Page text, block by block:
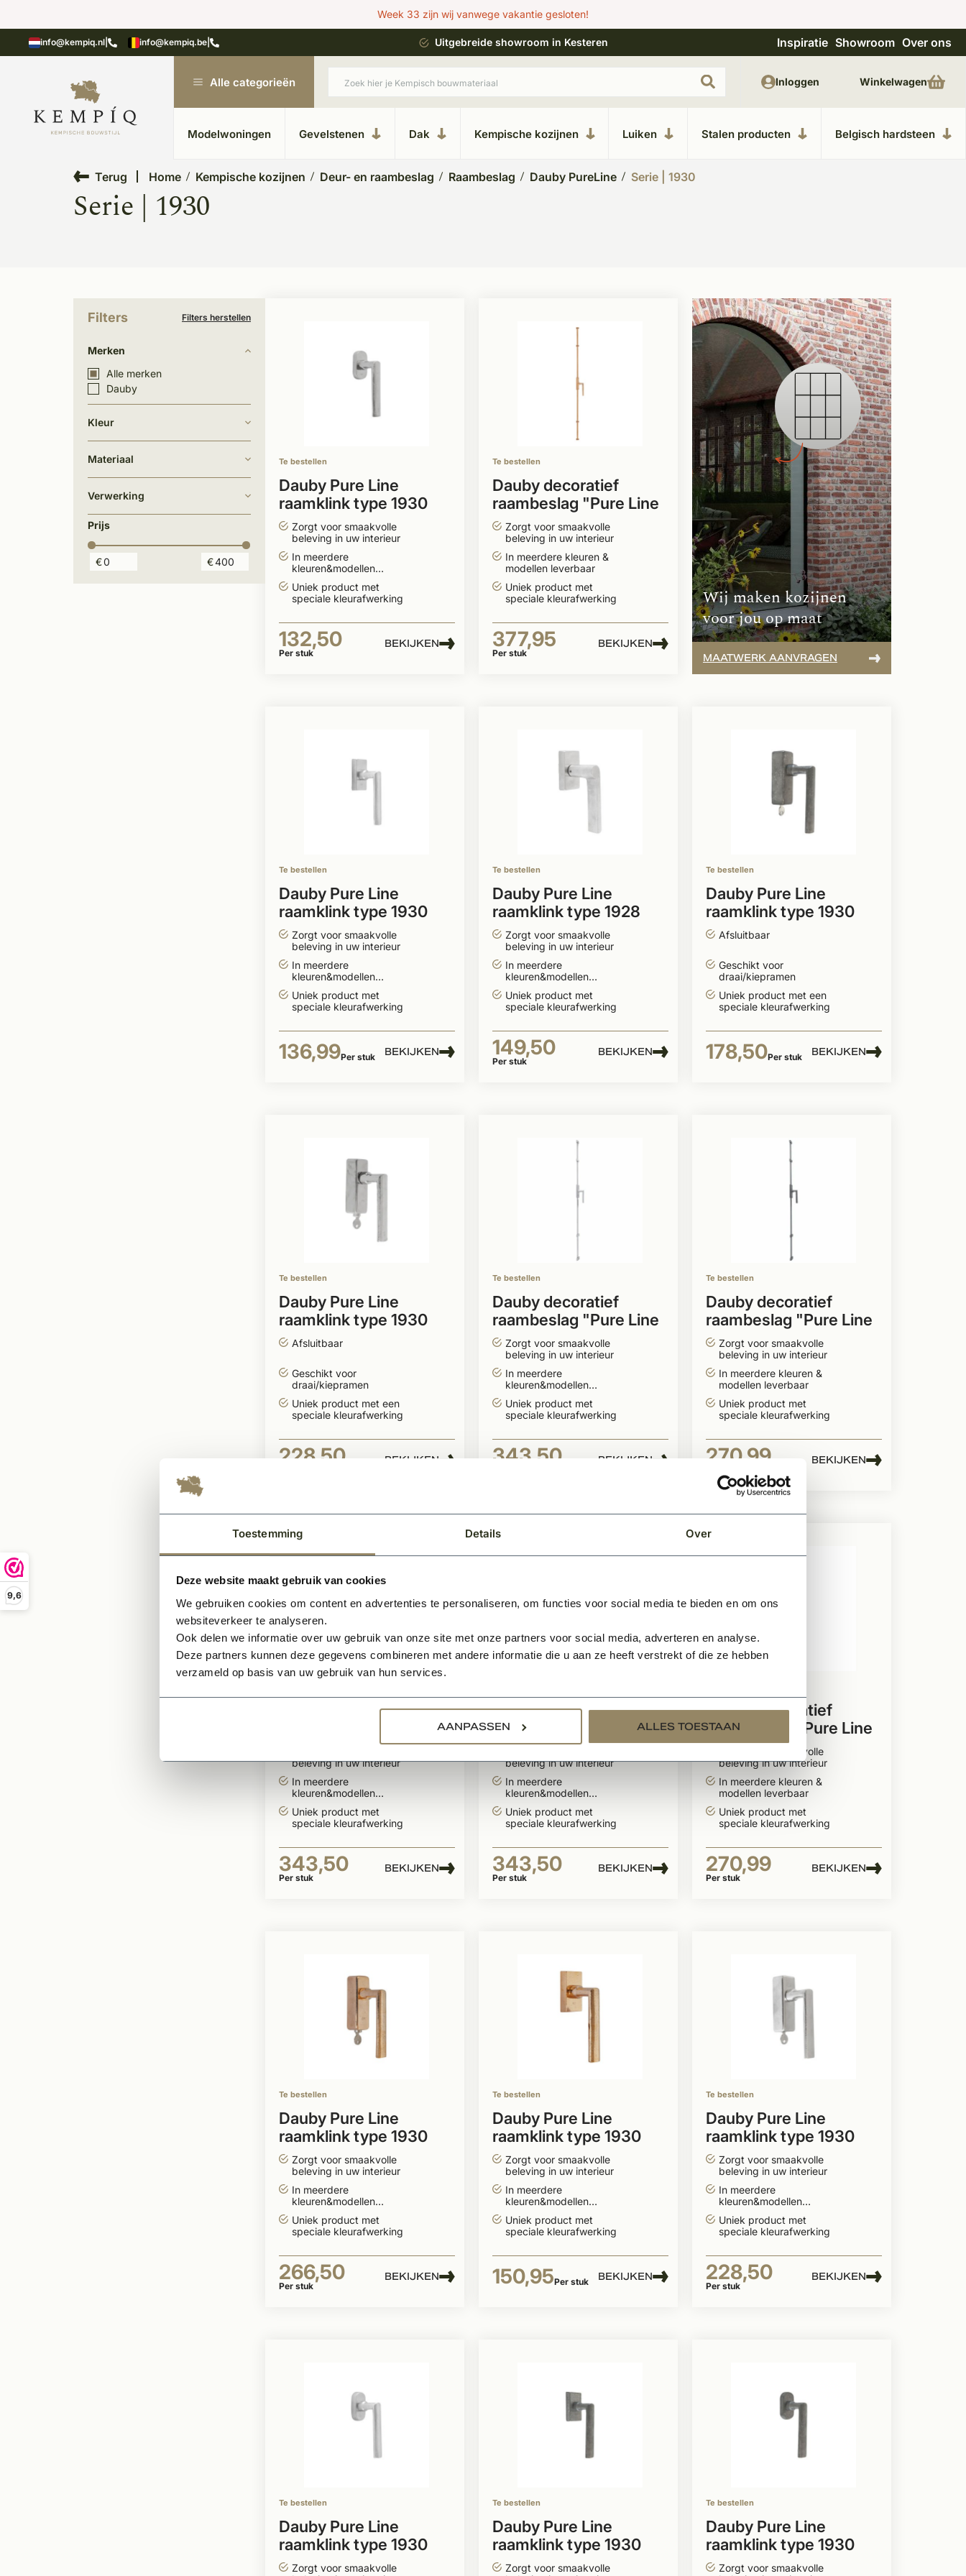
Toestemming Details Over
Deze website maakt gebruik van cookies
We gebruiken cookies om content en advertenties te personaliseren, om functies voor social media te bieden en om ons
websiteverkeer te analyseren.
Ook delen we informatie over uw gebruik van onze site met onze partners voor social media, adverteren en analyse.
Deze partners kunnen deze gegevens combineren met andere informatie die u aan ze heeft verstrekt of die ze hebben
verzameld op basis van uw gebruik van hun services.
AANPASSEN ALLES TOESTAAN
9,6
Week 33 zijn wij vanwege vakantie gesloten!
info@kempiq.nl info@kempiq.be
in kempische bouwstijl Meer dan 20 jaar ervaring Uitgebreide showroom in Kesteren Unieke materialen in kempische bouwstijl
Inspiratie Showroom Over ons
Alle categorieën
Modelwoningen Gevelstenen Dak Kempische kozijnen Luiken Stalen producten Belgisch hardsteen
Inloggen Winkelwagen
Terug Home Kempische kozijnen Deur- en raambeslag Raambeslag Dauby PureLine Serie | 1930
Serie | 1930
Filters Filters herstellen
Merken
Alle merken
Dauby
Kleur
Materiaal
Verwerking
Prijs
€ €
Te bestellen
Dauby Pure Line
raamklink type 1930
Zorgt voor smaakvolle
beleving in uw interieur
In meerdere
kleuren&modellen
Uniek product met
speciale kleurafwerking
132,50
Per stuk
BEKIJKEN
Te bestellen
Dauby decoratief
raambeslag "Pure Line
type 1930" brons
gepolijst
Zorgt voor smaakvolle
beleving in uw interieur
In meerdere kleuren &
modellen leverbaar
Uniek product met
speciale kleurafwerking
377,95
Per stuk
BEKIJKEN
Wij maken kozijnen
voor jou op maat
MAATWERK AANVRAGEN
Te bestellen
Dauby Pure Line
raamklink type 1930
Zorgt voor smaakvolle
beleving in uw interieur
In meerdere
kleuren&modellen
Uniek product met
speciale kleurafwerking
136,99Per stuk BEKIJKEN
Te bestellen
Dauby Pure Line
raamklink type 1928
Zorgt voor smaakvolle
beleving in uw interieur
In meerdere
kleuren&modellen
Uniek product met
speciale kleurafwerking
149,50
Per stuk
BEKIJKEN
Te bestellen
Dauby Pure Line
raamklink type 1930
ruw metaal
Afsluitbaar
Geschikt voor
draai/kiepramen
Uniek product met een
speciale kleurafwerking
178,50Per stuk BEKIJKEN
Te bestellen
Dauby Pure Line
raamklink type 1930
draai/kiepraam
Afsluitbaar
Geschikt voor
draai/kiepramen
Uniek product met een
speciale kleurafwerking
228,50 BEKIJKEN
Te bestellen
Dauby decoratief
raambeslag "Pure Line
type 1930"
Zorgt voor smaakvolle
beleving in uw interieur
In meerdere
kleuren&modellen
Uniek product met
speciale kleurafwerking
343,50 BEKIJKEN
Te bestellen
Dauby decoratief
raambeslag "Pure Line
type 1930"
Zorgt voor smaakvolle
beleving in uw interieur
In meerdere kleuren &
modellen leverbaar
Uniek product met
speciale kleurafwerking
270,99 BEKIJKEN
Dauby decoratief
raambeslag "Pure Line
beleving in uw interieur
In meerdere
kleuren&modellen
Uniek product met
speciale kleurafwerking
343,50
Per stuk
BEKIJKEN
Dauby decoratief
raambeslag "Pure Line
type 1930"
beleving in uw interieur
In meerdere
kleuren&modellen
Uniek product met
speciale kleurafwerking
343,50
Per stuk
BEKIJKEN
Dauby decoratief
raambeslag "Pure Line
type 1930"
Zorgt voor smaakvolle
beleving in uw interieur
In meerdere kleuren &
modellen leverbaar
Uniek product met
speciale kleurafwerking
270,99
Per stuk
BEKIJKEN
Te bestellen
Dauby Pure Line
raamklink type 1930
brons gepolijst
Zorgt voor smaakvolle
beleving in uw interieur
In meerdere
kleuren&modellen
Uniek product met
speciale kleurafwerking
266,50
Per stuk
BEKIJKEN
Te bestellen
Dauby Pure Line
raamklink type 1930
brons gepolijst
Zorgt voor smaakvolle
beleving in uw interieur
In meerdere
kleuren&modellen
Uniek product met
speciale kleurafwerking
150,95Per stuk BEKIJKEN
Te bestellen
Dauby Pure Line
raamklink type 1930
Zorgt voor smaakvolle
beleving in uw interieur
In meerdere
kleuren&modellen
Uniek product met
speciale kleurafwerking
228,50
Per stuk
BEKIJKEN
Te bestellen
Dauby Pure Line
raamklink type 1930
ovale rozet
Zorgt voor smaakvolle
Te bestellen
Dauby Pure Line
raamklink type 1930
ruw metaal
Zorgt voor smaakvolle
Te bestellen
Dauby Pure Line
raamklink type 1930
ruw metaal
Zorgt voor smaakvolle